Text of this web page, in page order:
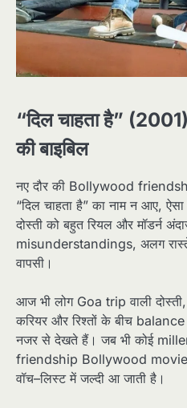
“दिल चाहता है” (2001)
की बाइबिल
नए दौर की Bollywood
“दिल चाहता है” का नाम न आए,
दोस्ती को बहुत रियल और मॉडर्न
misunderstandings, अलग
वापसी।​
आज भी लोग Goa trip वाली
करियर और रिश्तों के बीच
नजर से देखते हैं। जब भी कोई
friendship Bollywood
वॉच–लिस्ट में जल्दी आ जाती है।​